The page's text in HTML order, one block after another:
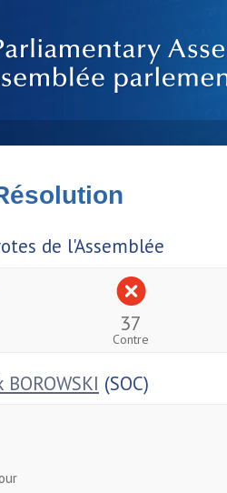
de l'Assemblée
37
Contre
(SOC)